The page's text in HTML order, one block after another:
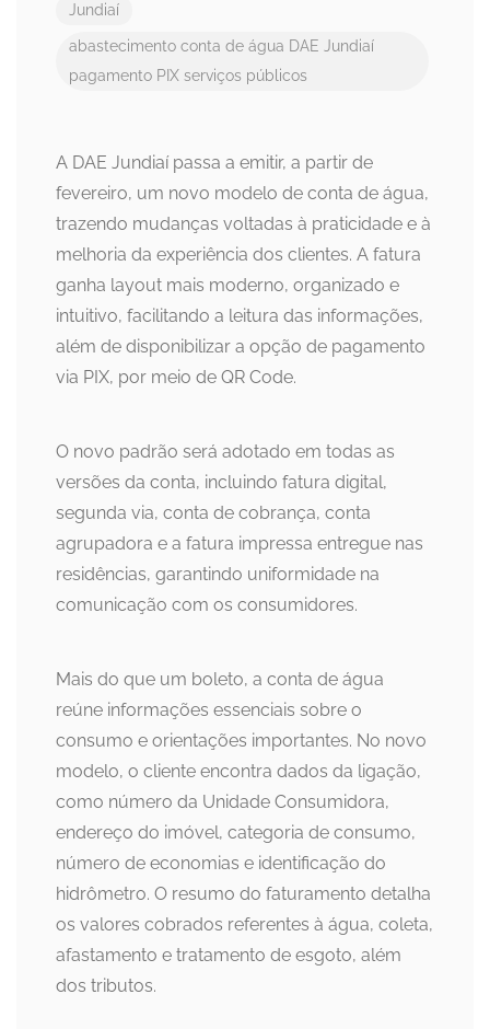
Jundiaí
abastecimento conta de água DAE Jundiaí
pagamento PIX serviços públicos
A DAE Jundiaí passa a emitir, a partir de
fevereiro, um novo modelo de conta de água,
trazendo mudanças voltadas à praticidade e à
melhoria da experiência dos clientes. A fatura
ganha layout mais moderno, organizado e
intuitivo, facilitando a leitura das informações,
além de disponibilizar a opção de pagamento
via PIX, por meio de QR Code.
O novo padrão será adotado em todas as
versões da conta, incluindo fatura digital,
segunda via, conta de cobrança, conta
agrupadora e a fatura impressa entregue nas
residências, garantindo uniformidade na
comunicação com os consumidores.
Mais do que um boleto, a conta de água
reúne informações essenciais sobre o
consumo e orientações importantes. No novo
modelo, o cliente encontra dados da ligação,
como número da Unidade Consumidora,
endereço do imóvel, categoria de consumo,
número de economias e identificação do
hidrômetro. O resumo do faturamento detalha
os valores cobrados referentes à água, coleta,
afastamento e tratamento de esgoto, além
dos tributos.